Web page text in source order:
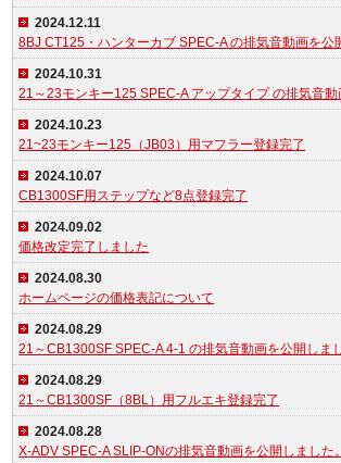
2024.12.11
8BJ CT125・ハンターカブ SPEC-A の排気音動画を公
2024.10.31
21～23モンキー125 SPEC-A アップタイプ の排気音動
2024.10.23
21~23モンキー125（JB03）用マフラー登録完了
2024.10.07
CB1300SF用ステップなど8点登録完了
2024.09.02
価格改定完了しました
2024.08.30
ホームページの価格表記について
2024.08.29
21～CB1300SF SPEC-A 4-1 の排気音動画を公開しま
2024.08.29
21～CB1300SF（8BL）用フルエキ登録完了
2024.08.28
X-ADV SPEC-A SLIP-ONの排気音動画を公開しました。